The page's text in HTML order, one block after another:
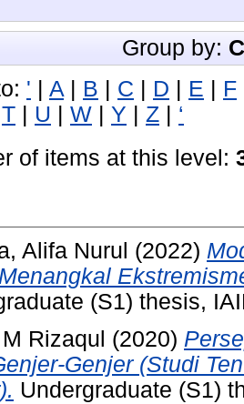
Group by:
' | A | B | C | D | E | F
T | U | W | Y | Z | ‘
of items at this level:
Alifa Nurul (2022)
(S1) thesis,
Rizaqul (2020)
Genjer (Studi
Undergraduate (S1)